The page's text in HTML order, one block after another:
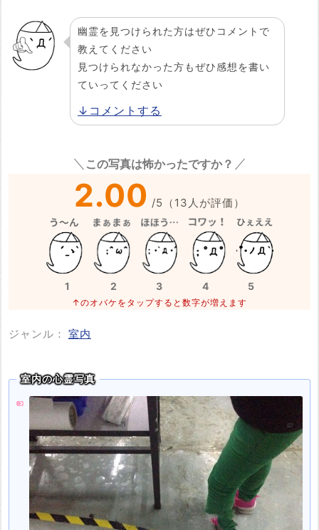
幽霊を見つけられた方はぜひコメントで
教えてください
見つけられなかった方もぜひ感想を書い
ていってください
↓コメントする
この写真は怖かったですか？
2.00 /5 （ 13 人が評価）
1 2 3 4 5
↑のオバケをタップすると数字が増えます
ジャンル： 室内
室内の心霊写真